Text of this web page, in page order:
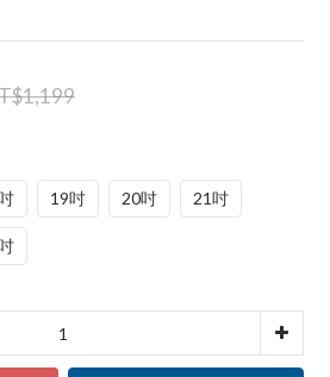
19吋 20吋 21吋